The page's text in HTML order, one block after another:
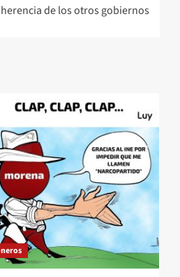
de los otros gobiernos